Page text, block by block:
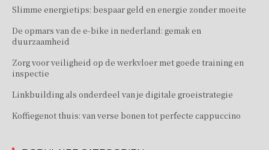
Slimme energietips: bespaar geld en energie zonder moeite
De opmars van de e-bike in nederland: gemak en
duurzaamheid
Zorg voor veiligheid op de werkvloer met goede training en
inspectie
Linkbuilding als onderdeel van je digitale groeistrategie
Koffiegenot thuis: van verse bonen tot perfecte cappuccino